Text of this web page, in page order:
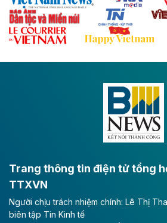
Theo baodautu.vn
Đề xuất đầu tư 11.500 tỷ
tốc CT.11 qua Ninh Bình
Đông A dài khoảng 25,1 km được
lực phát triển kinh tế - xã hội khu
Long Thành
Tổng công ty Cảng hàng không
(ACV) vừa lập kỷ lục mới về lợi
II/2026.
Trang thông tin điện tử tổng
TTXVN
Người chịu trách nhiệm chính: Lê Thị
biên tập Tin Kinh tế